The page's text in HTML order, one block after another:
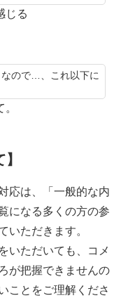
じる
なので…、これ以下に
応は、「一般的な内
になる多くの方の参
いただきます。
いただいても、コメ
が把握できませんの
ことをご理解くださ